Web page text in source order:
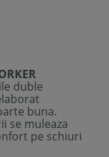
duble
buna.
se muleaza
pe schiuri